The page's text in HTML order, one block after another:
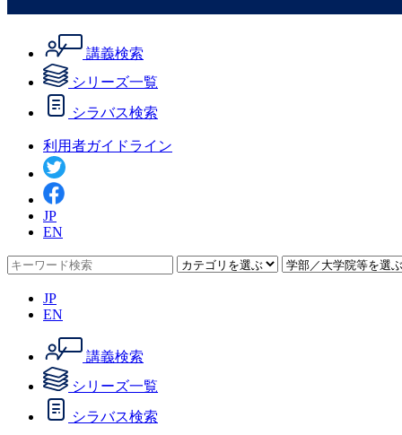
講義検索
シリーズ一覧
シラバス検索
利用者ガイドライン
JP
EN
JP
EN
講義検索
シリーズ一覧
シラバス検索